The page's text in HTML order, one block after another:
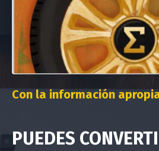
Con la información
PUEDES